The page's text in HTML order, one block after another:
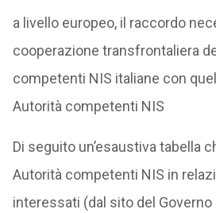
a livello europeo, il raccordo
cooperazione transfrontaliera
competenti NIS italiane con
Autorità competenti NIS
Di seguito un’esaustiva tabella
Autorità competenti NIS in
interessati (dal sito del